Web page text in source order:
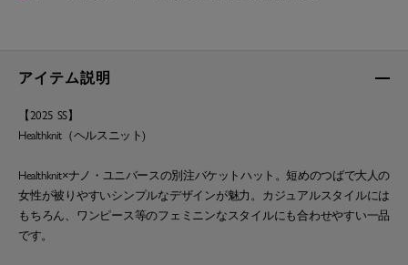
アイテム説明
【2025 SS】
Healthknit（ヘルスニット)
Healthknit×ナノ・ユニバースの別注バケットハット。短めのつばで大人の
女性が被りやすいシンプルなデザインが魅力。カジュアルスタイルには
もちろん、ワンピース等のフェミニンなスタイルにも合わせやすい一品
です。